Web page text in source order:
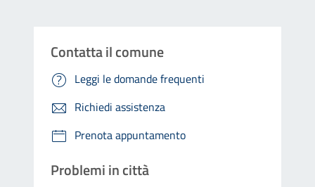
Contatta il comune
Leggi le domande frequenti
Richiedi assistenza
Prenota appuntamento
Problemi in città